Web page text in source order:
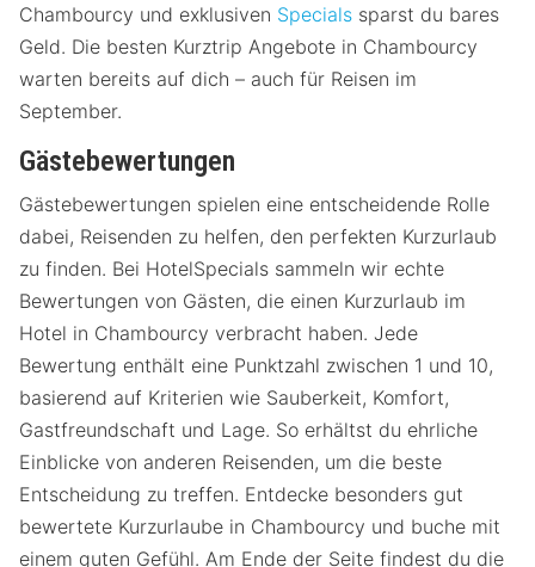
Chambourcy und exklusiven Specials sparst du bares
Geld. Die besten Kurztrip Angebote in Chambourcy
warten bereits auf dich – auch für Reisen im
September.
Gästebewertungen
Gästebewertungen spielen eine entscheidende Rolle
dabei, Reisenden zu helfen, den perfekten Kurzurlaub
zu finden. Bei HotelSpecials sammeln wir echte
Bewertungen von Gästen, die einen Kurzurlaub im
Hotel in Chambourcy verbracht haben. Jede
Bewertung enthält eine Punktzahl zwischen 1 und 10,
basierend auf Kriterien wie Sauberkeit, Komfort,
Gastfreundschaft und Lage. So erhältst du ehrliche
Einblicke von anderen Reisenden, um die beste
Entscheidung zu treffen. Entdecke besonders gut
bewertete Kurzurlaube in Chambourcy und buche mit
einem guten Gefühl. Am Ende der Seite findest du die